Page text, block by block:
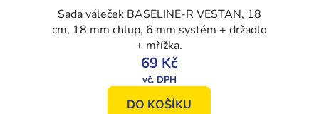
Sada váleček BASELINE-R VESTAN, 18
cm, 18 mm chlup, 6 mm systém + držadlo
+ mřížka.
69 Kč
DO KOŠÍKU